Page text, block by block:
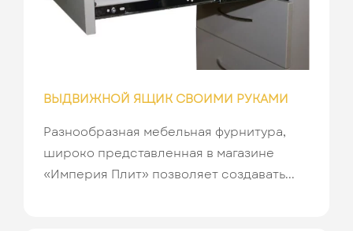
ВЫДВИЖНОЙ ЯЩИК СВОИМИ РУКАМИ
Разнообразная мебельная фурнитура,
широко представленная в магазине
«Империя Плит» позволяет создавать...